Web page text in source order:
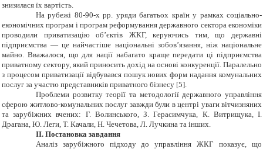
знизилася їх вартість.
На рубежі 80-90-х рр. уряди багатьох країн у рамках соціально-
економічних програм і програм реформування державного сектора економіки
проводили приватизацію об’єктів ЖКГ, керуючись тим, що державні
підприємства — це найчастіше національні зобов’язання, ніж національне
майно. Вважалося, що для нації набагато краще передати ці підприємства
приватному сектору, який приносить дохід на основі конкуренції. Паралельно
з процесом приватизації відбувався пошук нових форм надання комунальних
послуг за участю представників приватного бізнесу [5].
Проблеми розвитку теорії та методології державного управління
сферою житлово-комунальних послуг завжди були в центрі уваги вітчизняних
та зарубіжних вчених: Г. Волинського, З. Герасимчука, К. Витрищука, І.
Драгана, Ю. Леги, Т. Качали, Н. Чечетова, Л. Лучкина та інших.
ІІ. Постановка завдання
Аналіз зарубіжного підходу до управління ЖКГ показує, що